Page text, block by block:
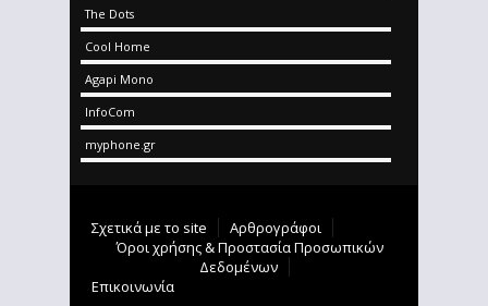
The Dots
Cool Home
Agapi Mono
InfoCom
myphone.gr
Σχετικά με το site
Αρθρογράφοι
Όροι χρήσης & Προστασία Προσωπικών
Δεδομένων
Επικοινωνία